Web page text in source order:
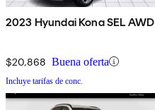
2023 Hyundai Kona SEL AWD
$20,868 Buena oferta
Incluye tarifas de conc.